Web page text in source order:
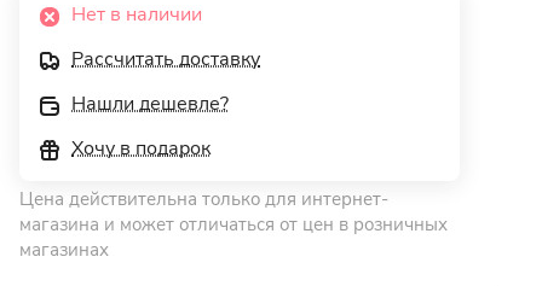
Нет в наличии
Рассчитать доставку
Нашли дешевле?
Хочу в подарок
Цена действительна только для интернет-
магазина и может отличаться от цен в розничных
магазинах